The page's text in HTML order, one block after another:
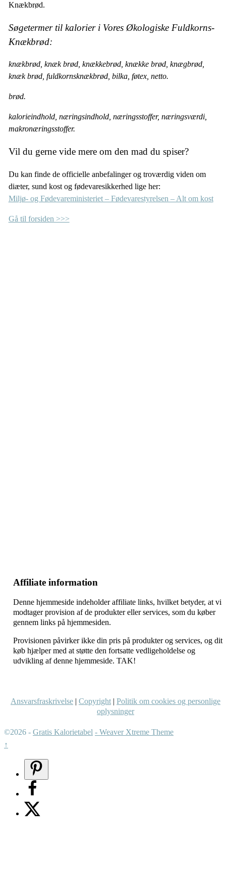
Knækbrød.
Søgetermer til kalorier i Vores Økologiske Fuldkorns-
Knækbrød:
knækbrød, knæk brød, knækkebrød, knække brød, knægbrød,
knæk brød, fuldkornsknækbrød, bilka, føtex, netto.
brød.
kalorieindhold, næringsindhold, næringsstoffer, næringsværdi,
makronæringsstoffer.
Vil du gerne vide mere om den mad du spiser?
Du kan finde de officielle anbefalinger og troværdig viden om
diæter, sund kost og fødevaresikkerhed lige her:
Miljø- og Fødevareministeriet – Fødevarestyrelsen – Alt om kost
Gå til forsiden >>>
Affiliate information
Denne hjemmeside indeholder affiliate links, hvilket betyder, at vi
modtager provision af de produkter eller services, som du køber
gennem links på hjemmesiden.
Provisionen påvirker ikke din pris på produkter og services, og dit
køb hjælper med at støtte den fortsatte vedligeholdelse og
udvikling af denne hjemmeside. TAK!
Ansvarsfraskrivelse | Copyright | Politik om cookies og personlige
oplysninger
©2026 - Gratis Kalorietabel - Weaver Xtreme Theme
↑